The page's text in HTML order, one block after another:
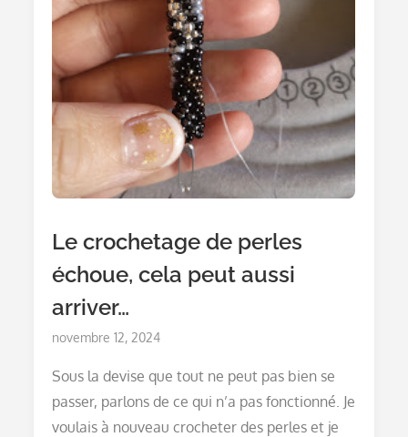
Le crochetage de perles
échoue, cela peut aussi
arriver…
Posted
novembre 12, 2024
Sous la devise que tout ne peut pas bien se
passer, parlons de ce qui n’a pas fonctionné. Je
voulais à nouveau crocheter des perles et je